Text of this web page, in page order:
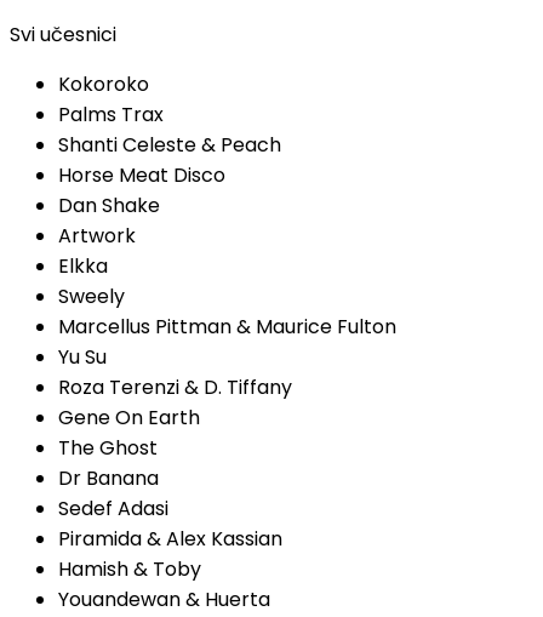
Svi učesnici
Kokoroko
Palms Trax
Shanti Celeste & Peach
Horse Meat Disco
Dan Shake
Artwork
Elkka
Sweely
Marcellus Pittman & Maurice Fulton
Yu Su
Roza Terenzi & D. Tiffany
Gene On Earth
The Ghost
Dr Banana
Sedef Adasi
Piramida & Alex Kassian
Hamish & Toby
Youandewan & Huerta